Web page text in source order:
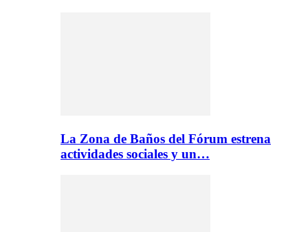
La Zona de Baños del Fórum estrena
actividades sociales y un…